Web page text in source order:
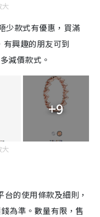
少款式有優惠，買滿
有興趣的朋友可到
減價款式。
+9
的使用條款及細則，
為準。數量有限，售